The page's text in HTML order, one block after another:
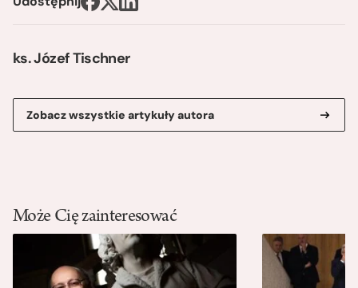
ks. Józef Tischner
Zobacz wszystkie artykuły autora
Może Cię zainteresować